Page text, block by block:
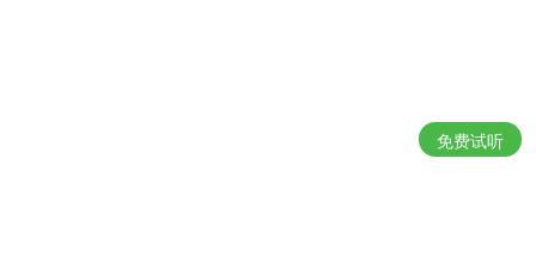
免费试听